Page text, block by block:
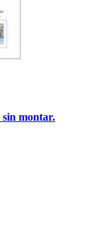
montar.